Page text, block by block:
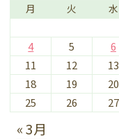
月 火 水
4
5 6
11
12 13
18
19 20
25
26 27
« 3月